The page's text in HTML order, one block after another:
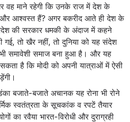
वह माने रहेगी कि उनके राज में देश के
और आश्वस्त हैं? अगर बकरीद आते ही देश के
की सरकार धमकी के अंदाज में कहने
गई, तो खैर नहीं, तो दुनिया को यह संदेश
समावेशी समाज बना हुआ है। और यह
है कि मोदी को अपनी यात्राओं में ऐसी
बजाते-बजाते अचानक यह रोना भी रोने
स्वतंत्रता के सूचकांक व रपटें तैयार
का रवैया भारत-विरोधी और दुराग्रही